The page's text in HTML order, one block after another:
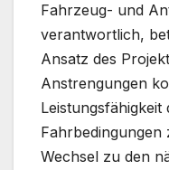
Fahrzeug- und
verantwortlich,
Ansatz des
Anstrengungen
Fahrbedingungen
Wechsel zu den